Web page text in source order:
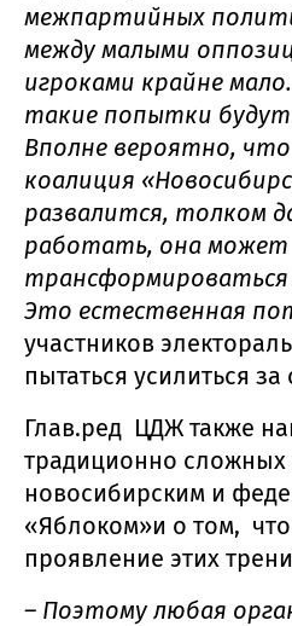
межпартийных
между малыми
игроками крайне
такие попытки
Вполне вероятно, что
коалиция
развалится, толком
работать, она может
трансформироваться
Это естественная
участников
пытаться усилиться за
Глав.ред ЦДЖ также
традиционно
новосибирским и
«Яблоком»и о том,
проявление этих
– Поэтому любая